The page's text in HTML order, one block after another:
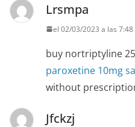
Lrsmpa
el 02/03/2023 a las 7:48
buy nortriptyline
paroxetine 10mg
without
Jfckzj